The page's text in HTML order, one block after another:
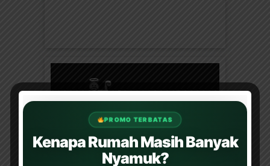
PROMO TERBATAS
Kenapa Rumah Masih Banyak
Nyamuk?